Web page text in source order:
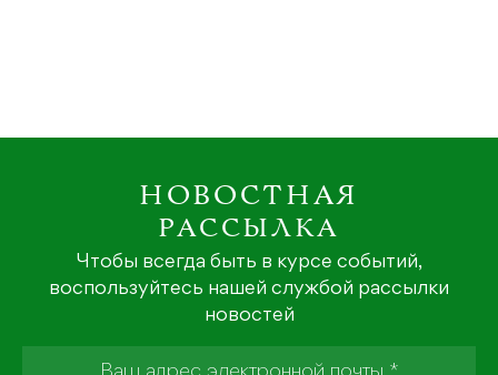
НОВОСТНАЯ
РАССЫЛКА
Чтобы всегда быть в курсе событий,
воспользуйтесь нашей службой рассылки
новостей